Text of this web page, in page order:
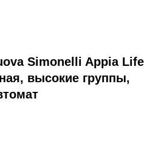
Simonelli Appia Life
высокие группы,